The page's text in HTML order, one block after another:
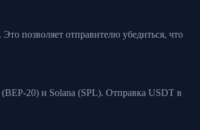
позволяет отправителю убедиться, что
20) и Solana (SPL). Отправка USDT в